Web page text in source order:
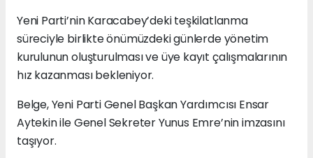
Yeni Parti’nin Karacabey’deki teşkilatlanma
süreciyle birlikte önümüzdeki günlerde yönetim
kurulunun oluşturulması ve üye kayıt çalışmalarının
hız kazanması bekleniyor.
Belge, Yeni Parti Genel Başkan Yardımcısı Ensar
Aytekin ile Genel Sekreter Yunus Emre’nin imzasını
taşıyor.